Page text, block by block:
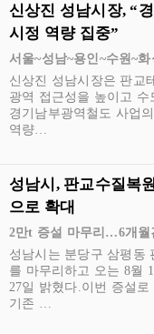
신상진 성남시장, “
시정 역량 집중”
서울~성남~용인~수원~
심 노선
신상진 성남시장은 판교
광역 접근성을 높이고
경기남부광역철도 사업
역량…
성남시, 판교수질복
으로 확대
2만t 증설 마무리…6개월
성남시는 분당구 삼평동
를 마무리하고 오는 8월
27일 밝혔다.이번 증설
기존 …